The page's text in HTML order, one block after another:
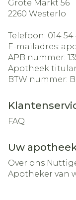
Grote Markt 56
2260 Westerlo
Telefoon: 014 54
E-mailadres:
APB nummer:
Apotheek
BTW nummer:
FAQ
Uw
Over ons
Apotheker van